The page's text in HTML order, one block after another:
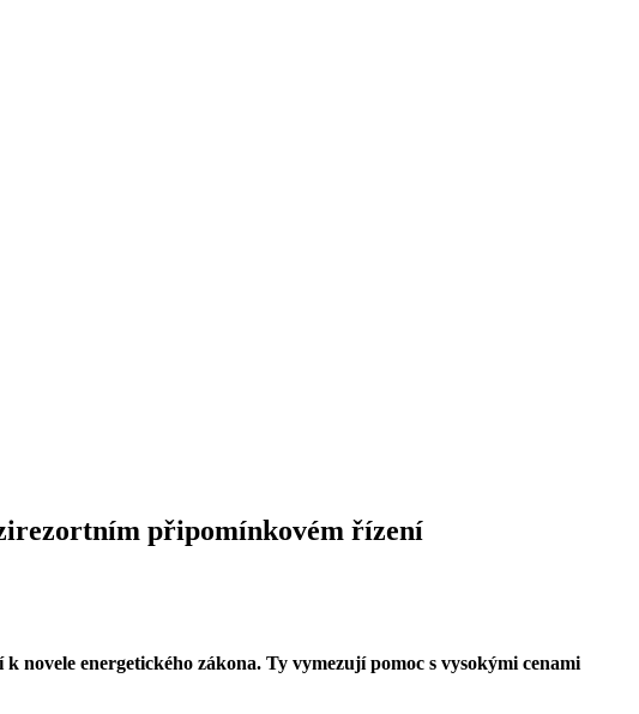
připomínkovém řízení
energetického zákona. Ty vymezují pomoc s vysokými cenami